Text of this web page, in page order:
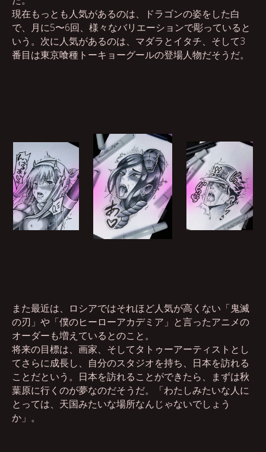
現在もっとも人気があるのは、ドラゴンの姿をした白
で、月に5〜6回、様々なバリエーションで彫っていると
いう。次に人気があるのは、マダラとイタチ、そして3
番目は東京喰種トーキョーグールの登場人物だそうだ。
また最近は、ロシアではそれほど人気が高くない「鬼滅
の刃」や「僕のヒーローアカデミア」と言ったアニメの
オーダーも増えているとのこと。
将来の目標は、画家、そしてタトゥーアーティストとし
てさらに成長し、自分のスタジオを持ち、日本を訪れる
ことだという。日本を訪れることができたら、まずは秋
葉原に行くのが夢なのだそうだ。「わたしみたいな人に
とっては、天国みたいな場所なんじゃないでしょう
か」。